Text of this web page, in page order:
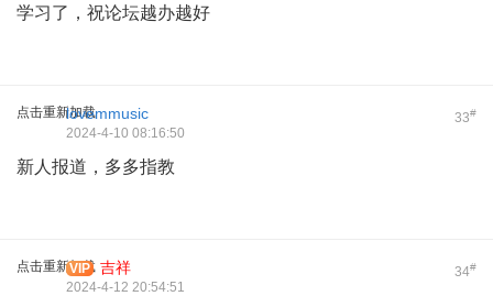
学习了，祝论坛越办越好
点击重新加载 33#
lovemmusic
2024-4-10 08:16:50
新人报道，多多指教
点击重新加载 34#
VIP 吉祥
2024-4-12 20:54:51